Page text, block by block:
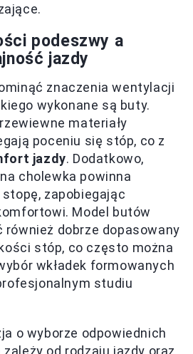
podeszwy a
jazdy
znaczenia wentylacji
wykonane są buty.
materiały
poceniu się stóp, co z
jazdy. Dodatkowo,
cholewka powinna
zapobiegając
Model butów
dobrze dopasowany
stóp, co często można
wkładek formowanych
studiu
o wyborze odpowiednich
od rodzaju jazdy oraz